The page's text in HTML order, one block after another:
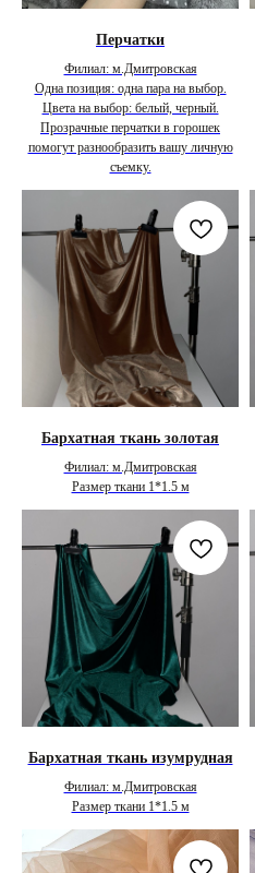
Перчатки
Филиал: м.Дмитровская
Одна позиция: одна пара на выбор.
Цвета на выбор: белый, черный.
Прозрачные перчатки в горошек
помогут разнообразить вашу личную
съемку.
Бархатная ткань золотая
Филиал: м.Дмитровская
Размер ткани 1*1.5 м
Бархатная ткань изумрудная
Филиал: м.Дмитровская
Размер ткани 1*1.5 м